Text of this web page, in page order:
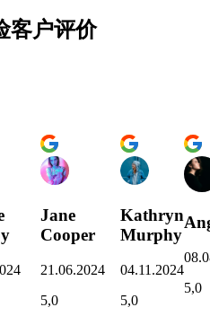
客户评价
Jane
Cooper
21.06.2024
5,0
Kathryn
Murphy
04.11.2024
5,0
5,0